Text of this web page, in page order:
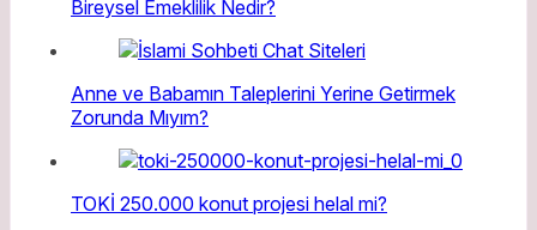
Bireysel Emeklilik Nedir?
Anne ve Babamın Taleplerini Yerine Getirmek
Zorunda Mıyım?
TOKİ 250.000 konut projesi helal mi?